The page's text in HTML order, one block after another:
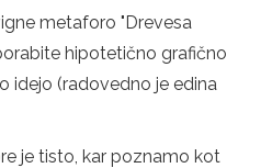
metaforo "Drevesa
hipotetično grafično
idejo (radovedno je edina
je tisto, kar poznamo kot